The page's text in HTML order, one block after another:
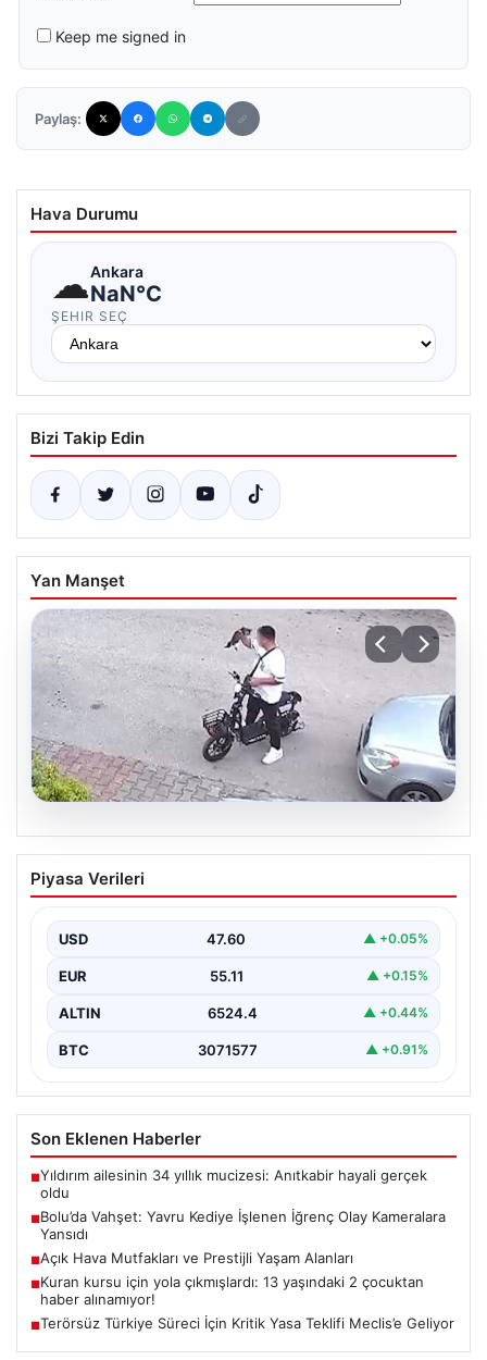
Keep me signed in
Paylaş:
Hava Durumu
☁Ankara
NaN°C
ŞEHIR SEÇ
Bizi Takip Edin
Yan Manşet
Bolu’da Vahşet: Yavru Kediye İşlenen
İğrenç Olay Kameralara Yansıdı
günlerde meydana gelen korkutucu olay, bölgedeki
sakinleri derinden sarstı. Elektrikli…
Piyasa Verileri
USD 47.60 ▲ +0.05%
EUR 55.11 ▲ +0.15%
ALTIN 6524.4 ▲ +0.44%
BTC 3071577 ▲ +0.91%
Son Eklenen Haberler
■Yıldırım ailesinin 34 yıllık mucizesi: Anıtkabir hayali gerçek
oldu
■Bolu’da Vahşet: Yavru Kediye İşlenen İğrenç Olay Kameralara
Yansıdı
■Açık Hava Mutfakları ve Prestijli Yaşam Alanları
■Kuran kursu için yola çıkmışlardı: 13 yaşındaki 2 çocuktan
haber alınamıyor!
■Terörsüz Türkiye Süreci İçin Kritik Yasa Teklifi Meclis’e Geliyor